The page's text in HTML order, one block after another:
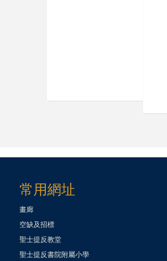
常用網址
畫廊
空缺及招標
聖士提反教堂
聖士提反書院附屬小學